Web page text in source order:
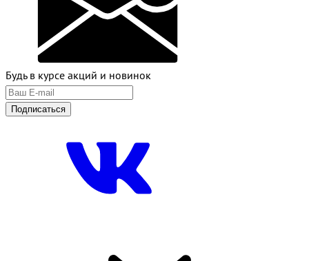
Будь в курсе акций и новинок
Подписаться